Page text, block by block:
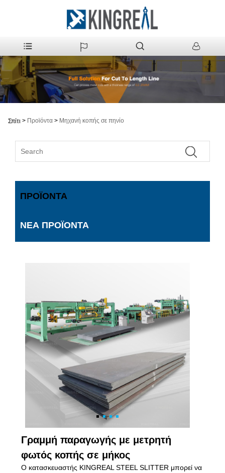
Σπίτι > Προϊόντα > Μηχανή κοπής σε πηνίο
ΠΡΟΪΌΝΤΑ
ΝΈΑ ΠΡΟΪΌΝΤΑ
Γραμμή παραγωγής με μετρητή
φωτός κοπής σε μήκος
Ο κατασκευαστής KINGREAL STEEL SLITTER μπορεί να